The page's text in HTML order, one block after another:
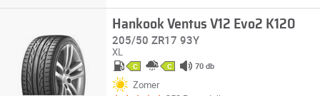
Hankook Ventus V12 Evo2 K120
205/50 ZR17 93Y
XL
C C 70 db
Zomer